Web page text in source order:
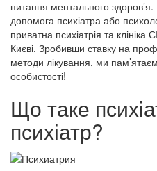
питання ментального
допомога психіатра або
приватна психіатрія та
Києві. Зробивши ставку на
методи лікування, ми
особистості!
Що таке
психіатр?